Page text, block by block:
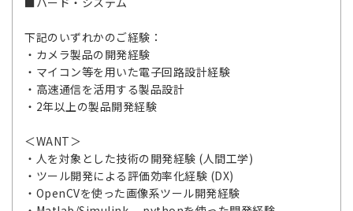
下記のいずれかのご経験：
・カメラ製品の開発経験
・マイコン等を用いた電子回路設計経験
・高速通信を活用する製品設計
・2年以上の製品開発経験
＜WANT＞
・人を対象とした技術の開発経験 (人間工学)
・ツール開発による評価効率化経験 (DX)
・OpenCVを使った画像系ツール開発経験